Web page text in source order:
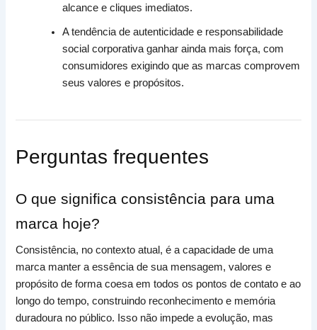
alcance e cliques imediatos.
A tendência de autenticidade e responsabilidade
social corporativa ganhar ainda mais força, com
consumidores exigindo que as marcas comprovem
seus valores e propósitos.
Perguntas frequentes
O que significa consistência para uma
marca hoje?
Consistência, no contexto atual, é a capacidade de uma
marca manter a essência de sua mensagem, valores e
propósito de forma coesa em todos os pontos de contato e ao
longo do tempo, construindo reconhecimento e memória
duradoura no público. Isso não impede a evolução, mas